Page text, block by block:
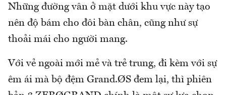
Những đường vân ở mặt dưới khu vực này tạo
nên độ bám cho đôi bàn chân, cũng như sự
thoải mái cho người mang.
Với vẻ ngoài mới mẻ và trẻ trung, đi kèm với sự
êm ái mà bộ đệm Grand.ØS đem lại, thì phiên